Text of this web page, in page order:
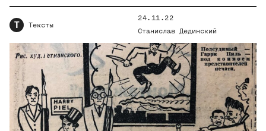
Т Тексты
24.11.22
Станислав Дединский